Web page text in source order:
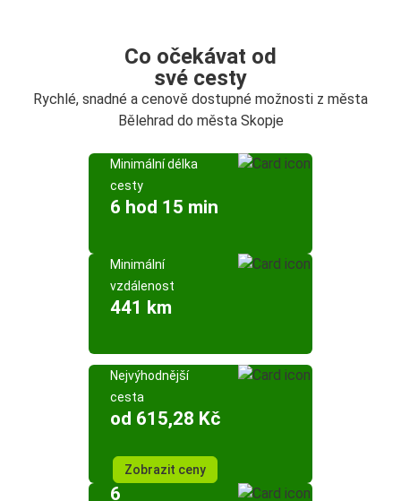
Co očekávat od
své cesty
Rychlé, snadné a cenově dostupné možnosti z města
Bělehrad do města Skopje
Minimální délka
cesty
6 hod 15 min
Minimální
vzdálenost
441 km
Nejvýhodnější
cesta
od 615,28 Kč
Zobrazit ceny
6